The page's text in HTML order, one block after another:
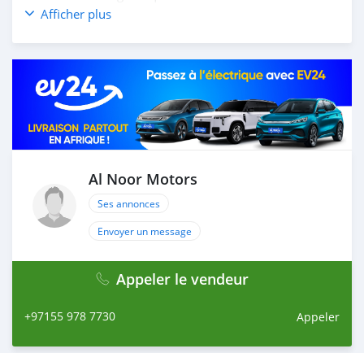
in order to facilitate the completion of a transaction and
Thousands of vehicles are available for the customer to
purchase online from Al Noor Motors inventory. We
have a wide range of cars and you can be assured that
you will find the best quality cars here at a good
bargain. If you wish to visit any of our companies
around globe to purchase directly, FOB or CIF rates can
negotiable and all inquiries are welcome.
SHIPMENT
We p
Afficher plus
Al Noor Motors
Ses annonces
Envoyer un message
Appeler le vendeur
+97155 978 7730 Appeler